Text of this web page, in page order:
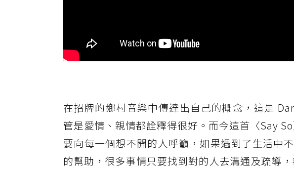
在招牌的鄉村音樂中傳達出自己的概念，這是
管是愛情、親情都詮釋得很好。而今這首〈Say
要向每一個想不開的人呼籲，如果遇到了生活中
的幫助，很多事情只要找到對的人去溝通及疏導